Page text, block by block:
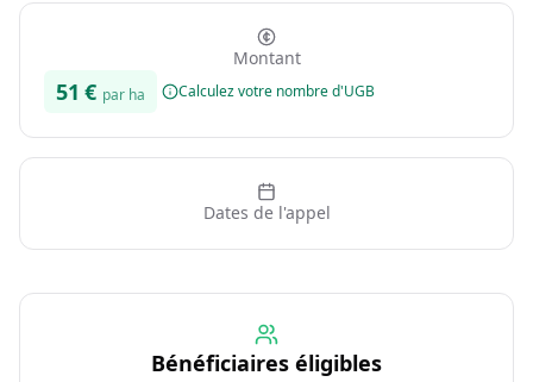
Montant
51 € par ha Calculez votre nombre d'UGB
Dates de l'appel
Bénéficiaires éligibles